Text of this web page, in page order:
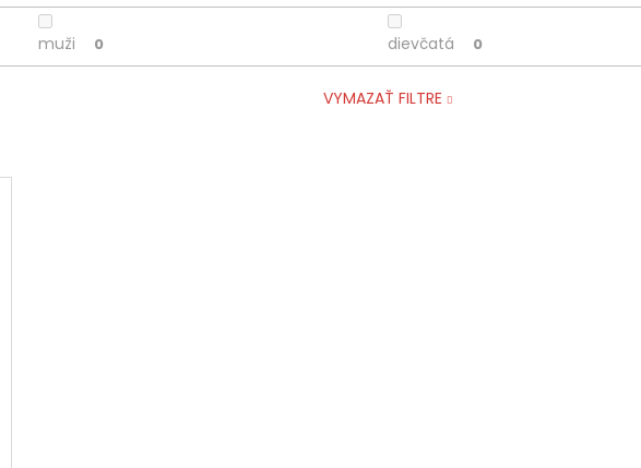
muži 0 dievčatá 0
VYMAZAŤ FILTRE